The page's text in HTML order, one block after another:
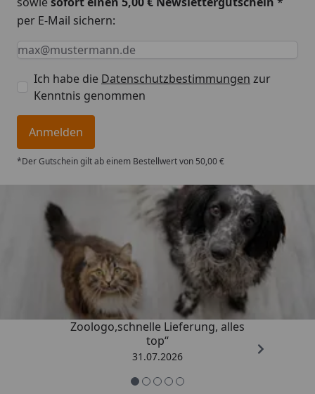
per E-Mail sichern:
Keine Eingabe erforderlich
Eingabe erforderlich
E-Mail *
Ich habe die Datenschutzbestimmungen zur
Kenntnis genommen
Anmelden
*Der Gutschein gilt ab einem Bestellwert von 50,00 €
Trusted Shops
4,74/ 5
„Gute Erfahrung mit
Zoologo,schnelle Lieferung, alles
top“
31.07.2026